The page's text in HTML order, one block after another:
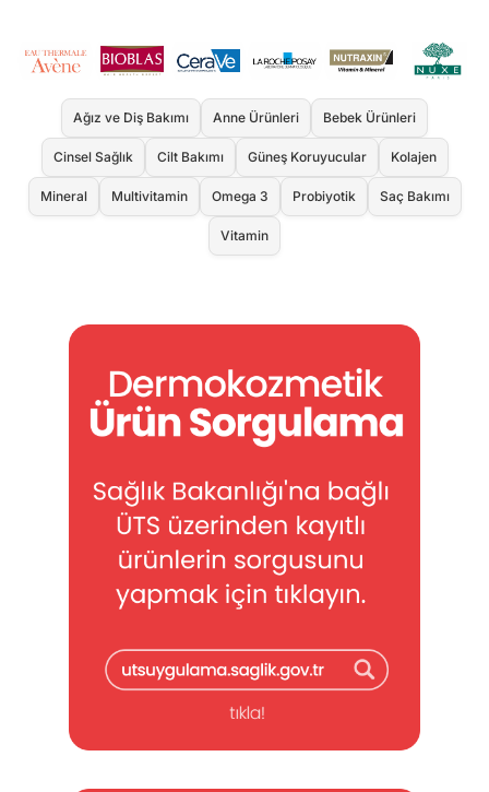
Ağız ve Diş Bakımı Anne Ürünleri Bebek Ürünleri
Cinsel Sağlık Cilt Bakımı Güneş Koruyucular Kolajen
Mineral Multivitamin Omega 3 Probiyotik Saç Bakımı
Vitamin